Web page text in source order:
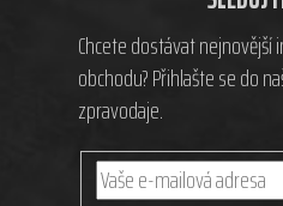
Chcete dostávat
obchodu? Přihlašte se do
zpravodaje.